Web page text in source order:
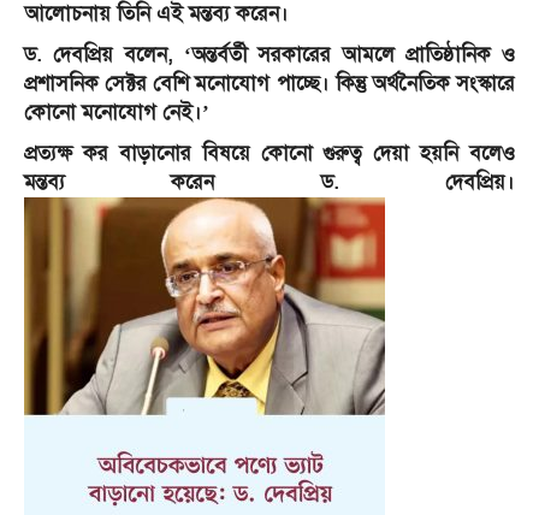
আলোচনায় তিনি এই মন্তব্য করেন।
ড. দেবপ্রিয় বলেন, ‘অন্তর্বর্তী সরকারের আমলে প্রাতিষ্ঠানিক ও
প্রশাসনিক সেক্টর বেশি মনোযোগ পাচ্ছে। কিন্তু অর্থনৈতিক সংস্কারে
কোনো মনোযোগ নেই।’
প্রত্যক্ষ কর বাড়ানোর বিষয়ে কোনো গুরুত্ব দেয়া হয়নি বলেও
মন্তব্য করেন ড. দেবপ্রিয়।